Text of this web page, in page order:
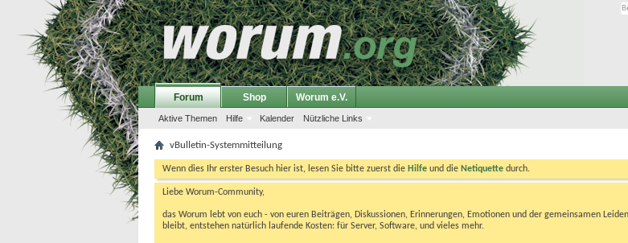
Forum
Aktive Themen Hilfe Kalender Nützliche Links
Shop Worum e.V.
vBulletin-Systemmitteilung
Wenn dies Ihr erster Besuch hier ist, lesen Sie bitte zuerst die Hilfe und die Netiquette durch.
Liebe Worum-Community,
das Worum lebt von euch - von euren Beiträgen, Diskussionen, Erinnerungen, Emotionen und der gemeinsamen
bleibt, entstehen natürlich laufende Kosten: für Server, Software, und vieles mehr.